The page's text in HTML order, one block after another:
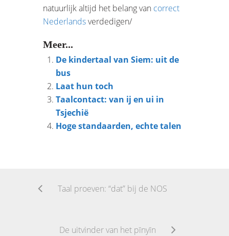
natuurlijk altijd het belang van correct
Nederlandsverdedigen/
Meer...
De kindertaal van Siem: uit de
bus
Laat hun toch
Taalcontact: van ij en ui in
Tsjechië
Hoge standaarden, echte talen
Taal proeven: “dat” bij de NOS
De uitvinder van het pīnyīn